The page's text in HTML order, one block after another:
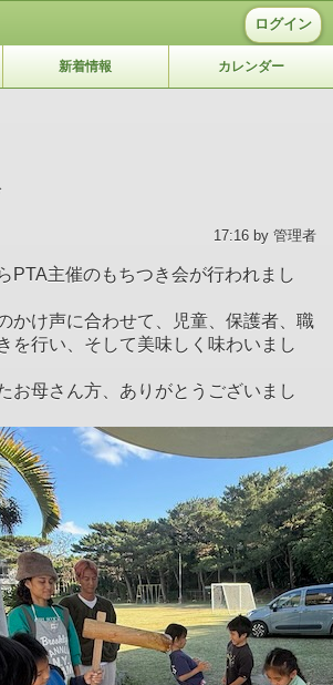
ログイン
新着情報 カレンダー
17:16 by 管理者
PTA主催のもちつき会が行われまし
かけ声に合わせて、児童、保護者、職
を行い、そして美味しく味わいまし
お母さん方、ありがとうございまし